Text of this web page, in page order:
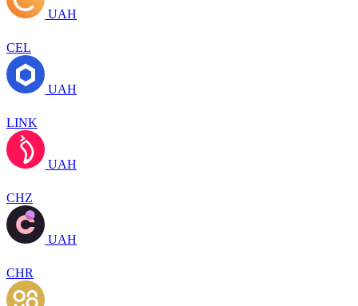
UAH
CEL
UAH
LINK
UAH
CHZ
UAH
CHR